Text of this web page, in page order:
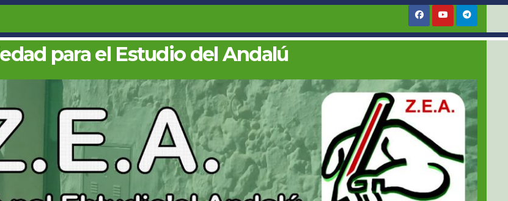
para el Estudio del Andalú